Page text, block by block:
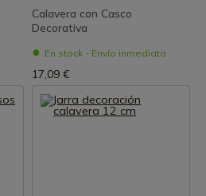
Calavera con Casco
Decorativa
En stock - Envío inmediato
17,09 €